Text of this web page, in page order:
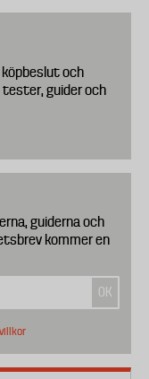
och
tester, guider och
guiderna och
kommer en